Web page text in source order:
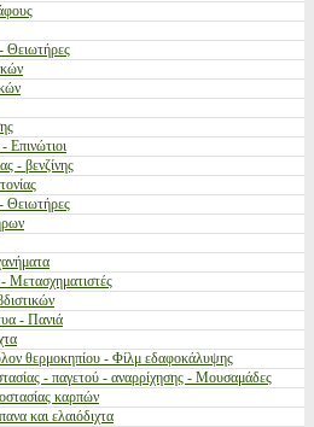
Θειωτήρες
Επινώτιοι
- βενζίνης
Θειωτήρες
Μετασχηματιστές
- Πανιά
θερμοκηπίου - Φίλμ εδαφοκάλυψης
- παγετού - αναρρίχησης - Μουσαμάδες
καρπών
και ελαιόδιχτα